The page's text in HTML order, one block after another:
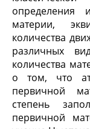
определения
материи,
количества
различных
количества
о том, что
первичной
степень
первичной